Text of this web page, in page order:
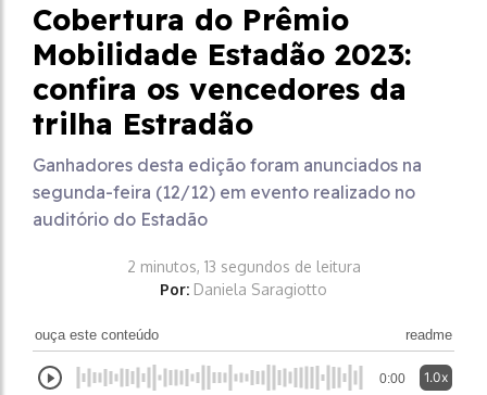
Cobertura do Prêmio
Mobilidade Estadão 2023:
confira os vencedores da
trilha Estradão
Ganhadores desta edição foram anunciados na
segunda-feira (12/12) em evento realizado no
auditório do Estadão
2 minutos, 13 segundos de leitura
Por: Daniela Saragiotto
ouça este conteúdo readme
0:00 1.0x